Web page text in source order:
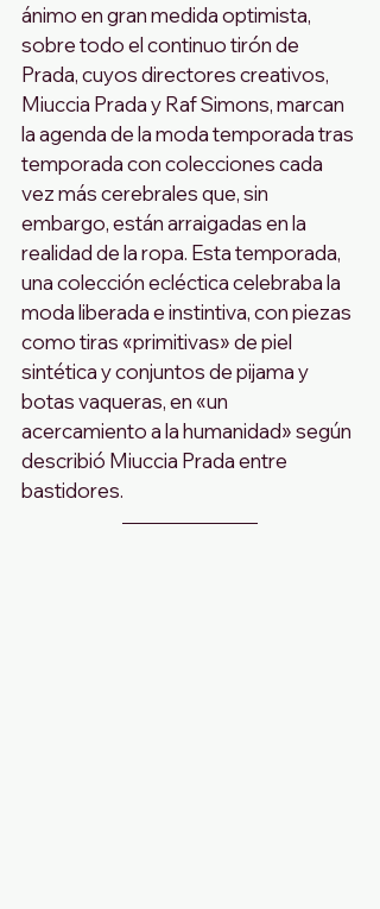
ánimo en gran medida optimista,
sobre todo el continuo tirón de
Prada, cuyos directores creativos,
Miuccia Prada y Raf Simons, marcan
la agenda de la moda temporada tras
temporada con colecciones cada
vez más cerebrales que, sin
embargo, están arraigadas en la
realidad de la ropa. Esta temporada,
una colección ecléctica celebraba la
moda liberada e instintiva, con piezas
como tiras «primitivas» de piel
sintética y conjuntos de pijama y
botas vaqueras, en «un
acercamiento a la humanidad» según
describió Miuccia Prada entre
bastidores.